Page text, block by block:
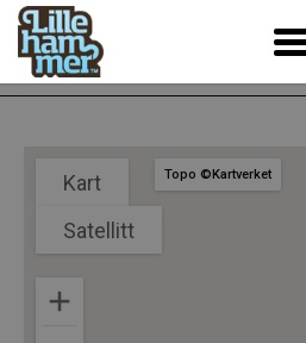
Topo ©Kartverket
Kart
Satellitt